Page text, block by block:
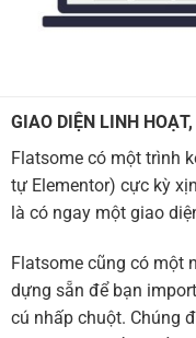
GIAO DIỆN LINH
Flatsome có một trình
tự Elementor) cực kỳ
là có ngay một giao
Flatsome cũng có một
dựng sẵn để bạn
cú nhấp chuột. Chúng